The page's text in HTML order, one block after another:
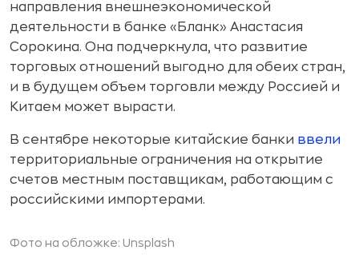
направления внешнеэкономической
деятельности в банке «Бланк» Анастасия
Сорокина. Она подчеркнула, что развитие
торговых отношений выгодно для обеих стран,
и в будущем объем торговли между Россией и
Китаем может вырасти.
В сентябре некоторые китайские банки ввели
территориальные ограничения на открытие
счетов местным поставщикам, работающим с
российскими импортерами.
Фото на обложке: Unsplash